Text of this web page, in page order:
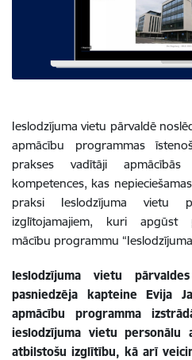
Ieslodzījuma vietu pārvaldē
apmācību programmas
prakses vadītāji apmācībās
kompetences, kas
praksi Ieslodzījuma vietu
izglītojamajiem, kuri apgūst
mācību programmu
Ieslodzījuma vietu
pasniedzēja kapteine Evija
apmācību programma
ieslodzījuma vietu personālu
atbilstošu izglītību, kā arī